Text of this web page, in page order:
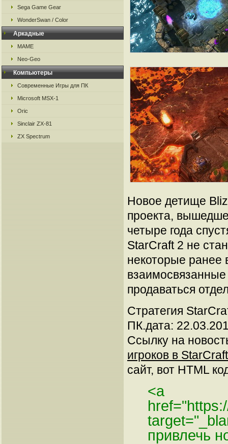
Sega Game Gear
WonderSwan / Color
Аркадные
MAME
Neo-Geo
Компьютеры
Современные Игры для ПК
Microsoft MSX-1
Oric
Sinclair ZX-81
ZX Spectrum
Новое детище
проекта,
четыре года
StarCraft 2 не
некоторые
продаваться
Стратегия
ПК.дата:
Ссылку на
игроков в
сайт, вот HTML
<a
привлечь